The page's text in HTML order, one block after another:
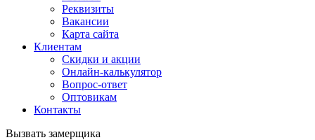
Реквизиты
Вакансии
Карта сайта
Клиентам
Скидки и акции
Онлайн-калькулятор
Вопрос-ответ
Оптовикам
Контакты
Вызвать замерщика